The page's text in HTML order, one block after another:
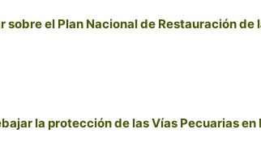
el Plan Nacional de Restauración de
la protección de las Vías Pecuarias en